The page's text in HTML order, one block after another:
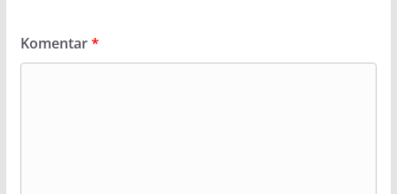
Komentar*